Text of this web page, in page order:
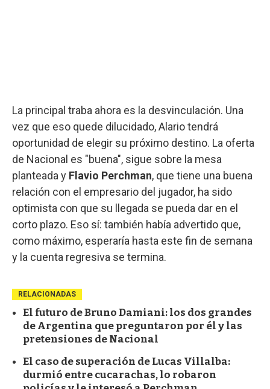
La principal traba ahora es la desvinculación. Una
vez que eso quede dilucidado, Alario tendrá
oportunidad de elegir su próximo destino. La oferta
de Nacional es "buena", sigue sobre la mesa
planteada y Flavio Perchman, que tiene una buena
relación con el empresario del jugador, ha sido
optimista con que su llegada se pueda dar en el
corto plazo. Eso sí: también había advertido que,
como máximo, esperaría hasta este fin de semana
y la cuenta regresiva se termina.
RELACIONADAS
El futuro de Bruno Damiani: los dos grandes
de Argentina que preguntaron por él y las
pretensiones de Nacional
El caso de superación de Lucas Villalba:
durmió entre cucarachas, lo robaron